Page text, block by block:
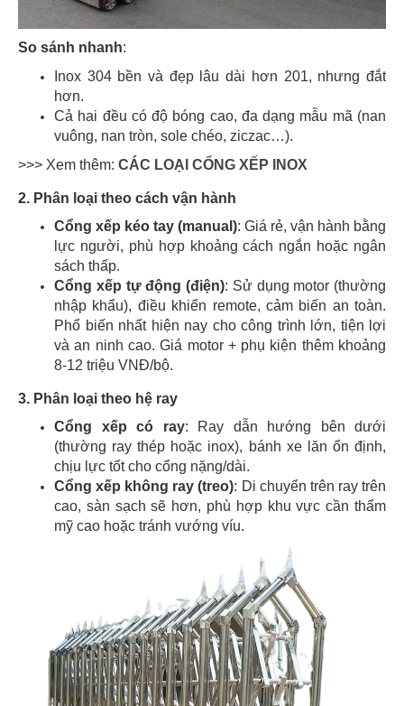
So sánh nhanh:
Inox 304 bền và đẹp lâu dài hơn 201, nhưng đắt
hơn.
Cả hai đều có độ bóng cao, đa dạng mẫu mã (nan
vuông, nan tròn, sole chéo, ziczac…).
>>> Xem thêm: CÁC LOẠI CỔNG XẾP INOX
2. Phân loại theo cách vận hành
Cổng xếp kéo tay (manual): Giá rẻ, vận hành bằng
lực người, phù hợp khoảng cách ngắn hoặc ngân
sách thấp.
Cổng xếp tự động (điện): Sử dụng motor (thường
nhập khẩu), điều khiển remote, cảm biến an toàn.
Phổ biến nhất hiện nay cho công trình lớn, tiện lợi
và an ninh cao. Giá motor + phụ kiện thêm khoảng
8-12 triệu VNĐ/bộ.
3. Phân loại theo hệ ray
Cổng xếp có ray: Ray dẫn hướng bên dưới
(thường ray thép hoặc inox), bánh xe lăn ổn định,
chịu lực tốt cho cổng nặng/dài.
Cổng xếp không ray (treo): Di chuyển trên ray trên
cao, sàn sạch sẽ hơn, phù hợp khu vực cần thẩm
mỹ cao hoặc tránh vướng víu.